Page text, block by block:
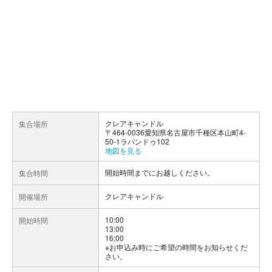
集合場所
クレアキャンドル
〒464-0036愛知県名古屋市千種区本山町4-
50-1ラパンドゥ102
地図を見る
集合時間 開始時間までにお越しください。
開催場所 クレアキャンドル
開始時間
10:00
13:00
16:00
※お申込み時にご希望の時間をお知らせくだ
さい。